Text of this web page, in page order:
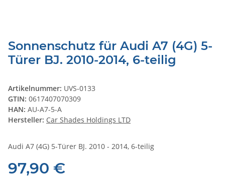
Sonnenschutz für Audi A7 (4G) 5-
Türer BJ. 2010-2014, 6-teilig
Artikelnummer: UVS-0133
GTIN: 0617407070309
HAN: AU-A7-5-A
Hersteller: Car Shades Holdings LTD
Audi A7 (4G) 5-Türer BJ. 2010 - 2014, 6-teilig
97,90 €